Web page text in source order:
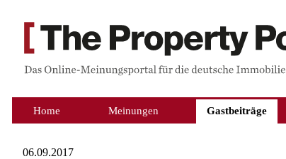
Home Meinungen Gastbeiträge
06.09.2017